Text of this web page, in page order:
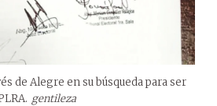
de Alegre en su búsqueda para ser
gentileza